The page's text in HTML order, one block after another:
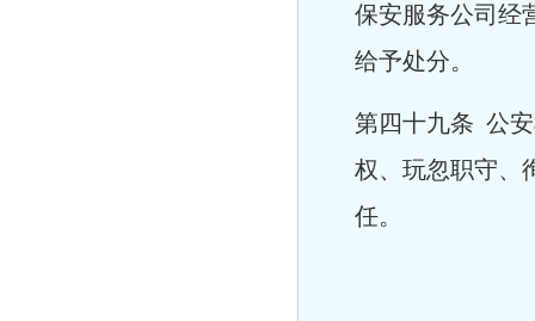
保安服务公司经
给予处分。
第四十九条 公
权、玩忽职守、
任。